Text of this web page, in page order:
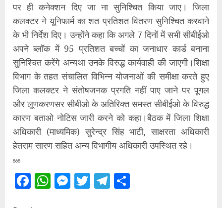
पर ही कनेक्शन दिए जा ना सुनिश्चित किया जाए। जिला
कलक्टर ने यूनिफार्म का शत-प्रतिशत वितरण सुनिश्चित करवाने
के भी निर्देश दिए। उन्होंने कहा कि अगले 7 दिनों में सभी सीबीईओ
अपने ब्लॉक में 95 प्रतिशत बच्चों का जनाधार कार्ड बनाना
सुनिश्चित करेंगे अन्यथा उनके विरुद्ध कार्यवाही की जाएगी।शिक्षा
विभाग के तहत संचालित विभिन्न योजनाओं की समीक्षा करते हुए
जिला कलक्टर ने संतोषजनक प्रगति नहीं पाए जाने पर पूगल
और लूणकरणसर सीबीओ के अतिरिक्त समस्त सीबीईओ के विरुद्ध
कारण बताओ नोटिस जारी करने को कहा।बैठक में जिला शिक्षा
अधिकारी (माध्यमिक) सुरेन्द्र सिंह भाटी, साक्षरता अधिकारी
हेतराम सारण सहित अन्य विभागीय अधिकारी उपस्थित रहे।
868
Facebook
WhatsApp
Messenger
TwitterTelegram